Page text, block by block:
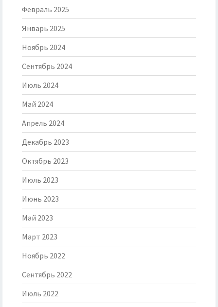
Февраль 2025
Январь 2025
Ноябрь 2024
Сентябрь 2024
Июль 2024
Май 2024
Апрель 2024
Декабрь 2023
Октябрь 2023
Июль 2023
Июнь 2023
Май 2023
Март 2023
Ноябрь 2022
Сентябрь 2022
Июль 2022